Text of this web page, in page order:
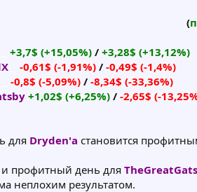
(
+3,7$ (+15,05%) / +3,28$ (+13,12%)
-0,61$ (-1,91%) / -0,49$ (-1,4%)
-0,8$ (-5,09%) / -8,34$ (-33,36%)
+1,02$ (+6,25%) / -2,65$ (-
для Dryden'а становится
и профитный день для
неплохим результатом.